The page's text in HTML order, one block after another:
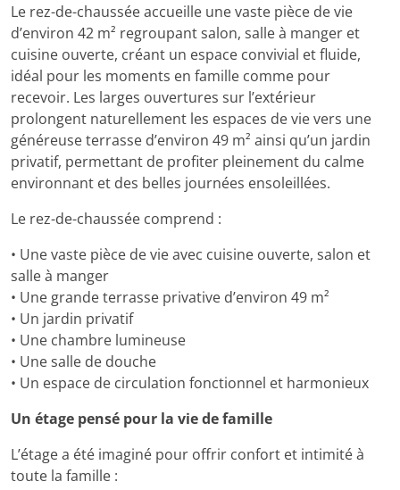
Le rez-de-chaussée accueille une vaste pièce de vie
d’environ 42 m² regroupant salon, salle à manger et
cuisine ouverte, créant un espace convivial et fluide,
idéal pour les moments en famille comme pour
recevoir. Les larges ouvertures sur l’extérieur
prolongent naturellement les espaces de vie vers une
généreuse terrasse d’environ 49 m² ainsi qu’un jardin
privatif, permettant de profiter pleinement du calme
environnant et des belles journées ensoleillées.
Le rez-de-chaussée comprend :
• Une vaste pièce de vie avec cuisine ouverte, salon et
salle à manger
• Une grande terrasse privative d’environ 49 m²
• Un jardin privatif
• Une chambre lumineuse
• Une salle de douche
• Un espace de circulation fonctionnel et harmonieux
Un étage pensé pour la vie de famille
L’étage a été imaginé pour offrir confort et intimité à
toute la famille :